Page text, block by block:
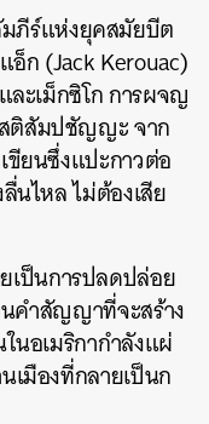
ภีร์แห่งยุคสมัยบีต
อ็ก (Jack Kerouac)
ละเม็กซิโก การผจญ
ติสัมปชัญญะ จาก
ขียนซึ่งแปะกาวต่อ
นไหล ไม่ต้องเสีย
เป็นการปลดปล่อย
นคำสัญญาที่จะสร้าง
นอเมริกากำลังแผ่
เมืองที่กลายเป็นก